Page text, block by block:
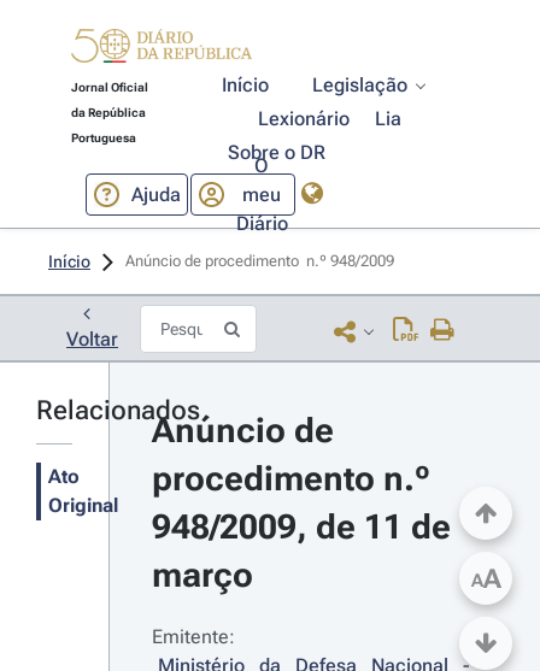
Jornal Oficial
da República
Portuguesa
Início
Legislação
Lexionário
Lia
Sobre o DR
Ajuda
O
meu
Diário
Início Anúncio de procedimento  n.º 948/2009
Voltar
Relacionados
Ato
Original
Anúncio de
procedimento n.º
948/2009, de 11 de
março
Emitente:
Ministério da Defesa Nacional -
AA